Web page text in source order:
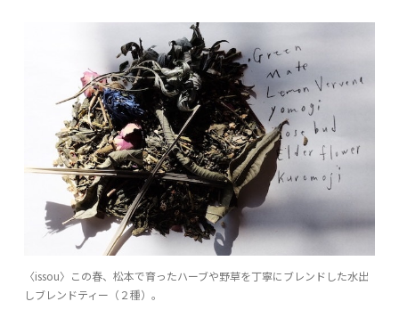
〈issou〉この春、松本で育ったハーブや野草を丁寧にブレンドした水出
しブレンドティー（２種）。